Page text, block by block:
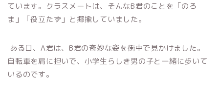
ています。クラスメートは、そんなB君のことを「のろ
ま」「役立たず」と揶揄していました。
ある日、A君は、B君の奇妙な姿を街中で見かけました。
自転車を肩に担いで、小学生らしき男の子と一緒に歩いて
いるのです。